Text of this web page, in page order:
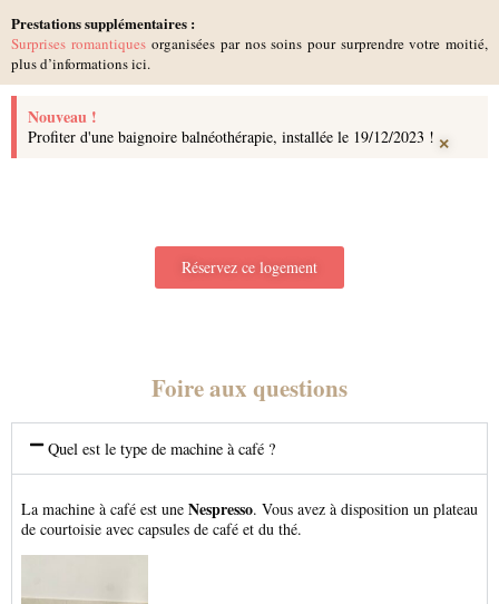
Prestations supplémentaires :
Surprises romantiques organisées par nos soins pour surprendre votre moitié,
plus d’informations ici.
Nouveau !
Profiter d'une baignoire balnéothérapie, installée le 19/12/2023 ! ×
Réservez ce logement
Foire aux questions
Quel est le type de machine à café ?
La machine à café est une Nespresso. Vous avez à disposition un plateau
de courtoisie avec capsules de café et du thé.